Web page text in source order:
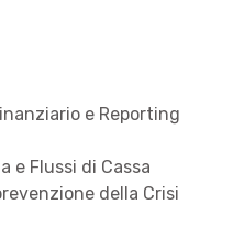
e Reporting
e Flussi di Cassa
della Crisi